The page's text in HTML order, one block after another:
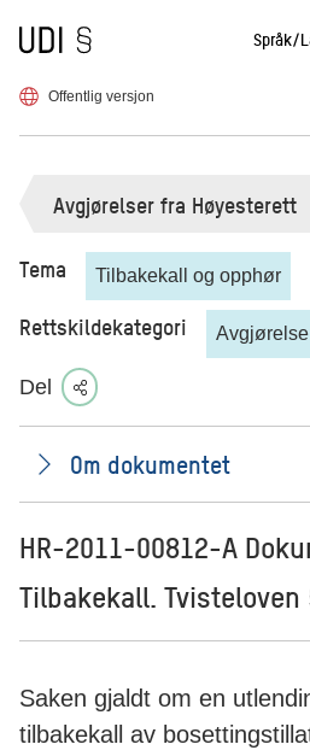
Til forsiden Språk/
Offentlig versjon
Avgjørelser fra Høyesterett
Tema Tilbakekall og opphør
Rettskildekategori
Del
Om dokumentet
HR-2011-00812-A
Tilbakekall. Tvisteloven
Saken gjaldt om en
tilbakekall av